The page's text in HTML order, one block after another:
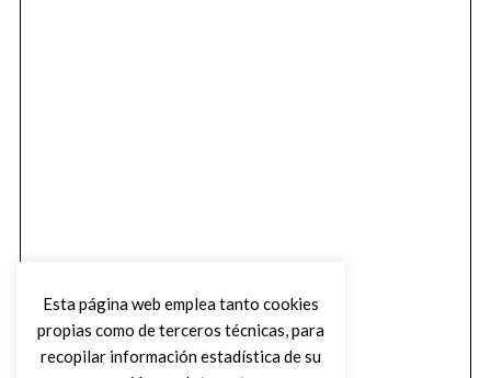
Esta página web emplea tanto cookies
propias como de terceros técnicas, para
recopilar información estadística de su